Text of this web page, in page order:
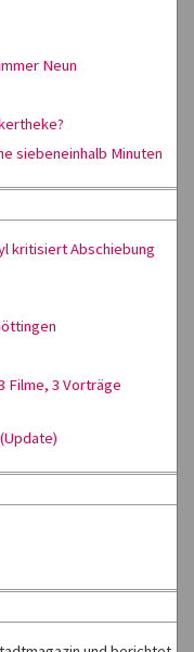
Neun
siebeneinhalb Minuten
kritisiert Abschiebung
Filme, 3 Vorträge